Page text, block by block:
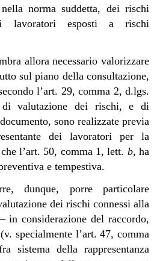
nella norma suddetta, dei rischi
lavoratori esposti a rischi
allora necessario valorizzare
sul piano della consultazione,
l’art. 29, comma 2, d.lgs.
valutazione dei rischi, e di
sono realizzate previa
dei lavoratori per la
l’art. 50, comma 1, lett. b, ha
e tempestiva.
dunque, porre particolare
dei rischi connessi alla
in considerazione del raccordo,
specialmente l’art. 47, comma
sistema della rappresentanza